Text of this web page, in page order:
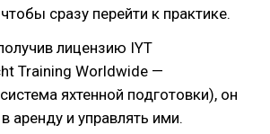
сразу перейти к практике.
лицензию IYT
Training Worldwide —
яхтенной подготовки), он
аренду и управлять ими.